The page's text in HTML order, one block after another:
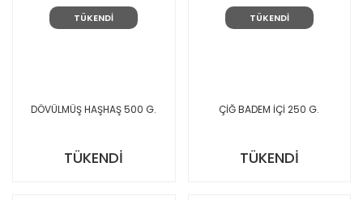
TÜKENDİ
DÖVÜLMÜŞ HAŞHAŞ 500 G.
TÜKENDİ
TÜKENDİ
ÇİĞ BADEM İÇİ 250 G.
TÜKENDİ